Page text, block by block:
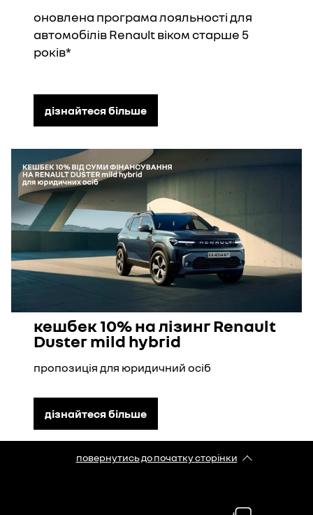
оновлена програма лояльності для
автомобілів Renault віком старше 5
років*
дізнайтеся більше
кешбек 10% на лізинг Renault
Duster mild hybrid
пропозиція для юридичний осіб
дізнайтеся більше
повернутись до початку сторінки